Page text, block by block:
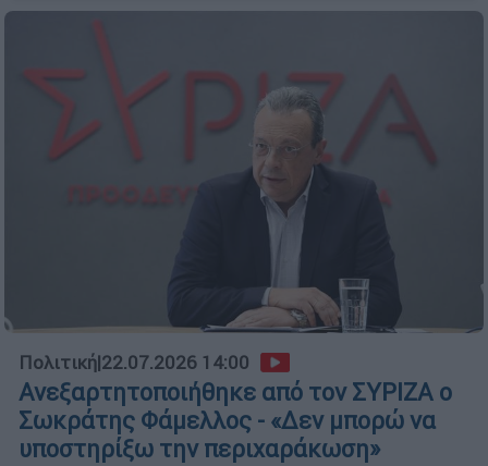
Πολιτική|22.07.2026 14:00
Ανεξαρτητοποιήθηκε από τον ΣΥΡΙΖΑ ο
Σωκράτης Φάμελλος - «Δεν μπορώ να
υποστηρίξω την περιχαράκωση»